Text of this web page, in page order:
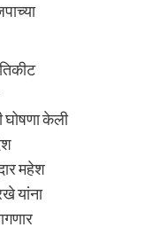
घोषणा केली
महेश
यांना